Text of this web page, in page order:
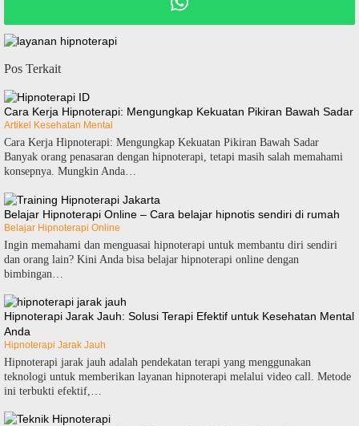
Pos Terkait
Cara Kerja Hipnoterapi: Mengungkap Kekuatan Pikiran Bawah Sadar
Artikel Kesehatan Mental
Cara Kerja Hipnoterapi: Mengungkap Kekuatan Pikiran Bawah Sadar
Banyak orang penasaran dengan hipnoterapi, tetapi masih salah memahami
konsepnya. Mungkin Anda…
Belajar Hipnoterapi Online – Cara belajar hipnotis sendiri di rumah
Belajar Hipnoterapi Online
Ingin memahami dan menguasai hipnoterapi untuk membantu diri sendiri
dan orang lain? Kini Anda bisa belajar hipnoterapi online dengan
bimbingan…
Hipnoterapi Jarak Jauh: Solusi Terapi Efektif untuk Kesehatan Mental
Anda
Hipnoterapi Jarak Jauh
Hipnoterapi jarak jauh adalah pendekatan terapi yang menggunakan
teknologi untuk memberikan layanan hipnoterapi melalui video call. Metode
ini terbukti efektif,…